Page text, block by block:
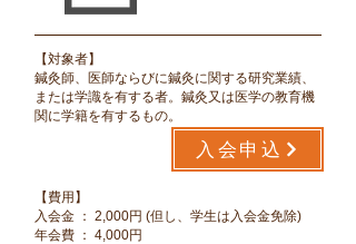
​【対象者】
鍼灸師、医師ならびに鍼灸に関する研究業績、
または学識を有する者。鍼灸又は医学の教育機
関に学籍を有するもの。
入会申込
​【費用】
入会金 ： 2,000円 (但し、学生は入会金免除)
​年会費 ： 4,000円